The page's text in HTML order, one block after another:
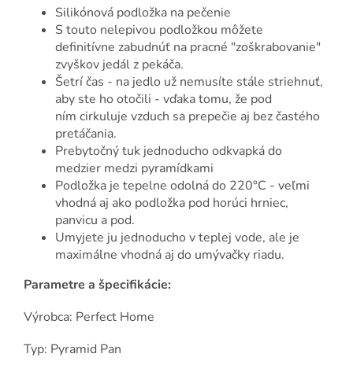
Silikónová podložka na pečenie
S touto nelepivou podložkou môžete
definitívne zabudnúť na pracné "zoškrabovanie"
zvyškov jedál z pekáča.
Šetrí čas - na jedlo už nemusíte stále striehnuť,
aby ste ho otočili - vďaka tomu, že pod
ním cirkuluje vzduch sa prepečie aj bez častého
pretáčania.
Prebytočný tuk jednoducho odkvapká do
medzier medzi pyramídkami
Podložka je tepelne odolná do 220°C - veľmi
vhodná aj ako podložka pod horúci hrniec,
panvicu a pod.
Umyjete ju jednoducho v teplej vode, ale je
maximálne vhodná aj do umývačky riadu.
Parametre a špecifikácie:
Výrobca: Perfect Home
Typ: Pyramid Pan